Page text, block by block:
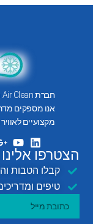
אנו מספקים
מקצועיים
הצטרפו אלינו
קבלו הטבות
טיפים